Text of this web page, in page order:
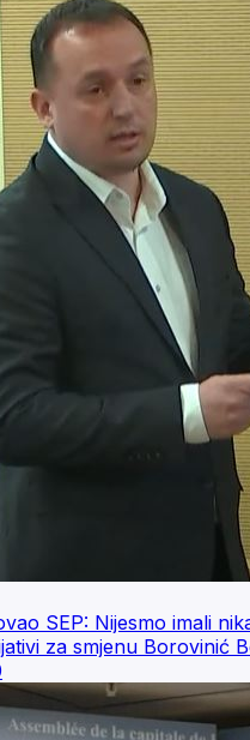
SEP: Nijesmo imali
za smjenu Borovinić